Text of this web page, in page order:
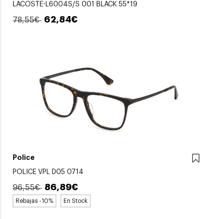
LACOSTE-L6004S/S 001 BLACK 55*19
78,55€ 62,84€
Police
POLICE VPL D05 0714
96,55€ 86,89€
Rebajas -10% En Stock